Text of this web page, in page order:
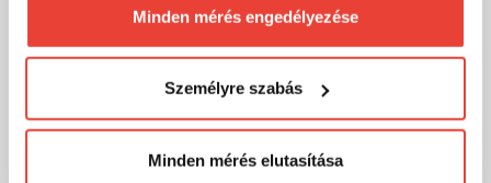
számunkra minden mérés használatát.
Természetesensoha semmilyen formában nem fogunk
megváltoztathatod a döntésed ezzel kapcsolatban.
Előre is köszönjük!
Minden mérés engedélyezése
Személyre szabás
Minden mérés elutasítása